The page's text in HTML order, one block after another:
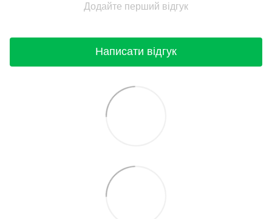
Додайте перший відгук
Написати відгук